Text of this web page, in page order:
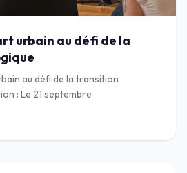
urbain au défi de la
au défi de la transition
: Le 21 septembre